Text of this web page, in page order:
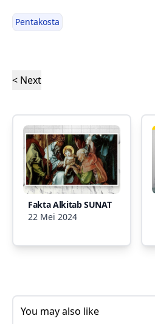
Pentakosta
< Next
Fakta Alkitab SUNAT
22 Mei 2024
You may also like